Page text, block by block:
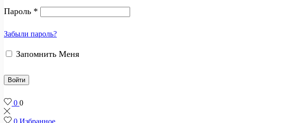
Пароль *
Забыли пароль?
Запомнить Меня
Войти
0 0
0 Избранное